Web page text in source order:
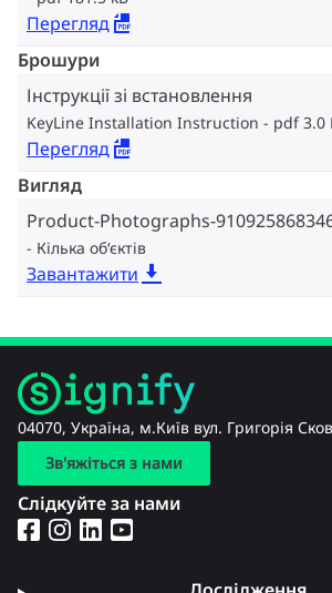
Перегляд
Брошури
Інструкції зі встановлення
KeyLine Installation Instruction pdf 3.0
Перегляд
Вигляд
Product-Photographs-
Кілька об‘єктів
Завантажити
04070, Україна, м.Київ вул. Григорія
Зв'яжіться з нами
Слідкуйте за нами